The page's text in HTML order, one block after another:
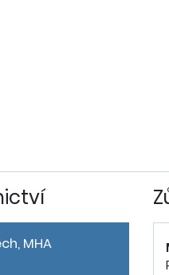
MHA